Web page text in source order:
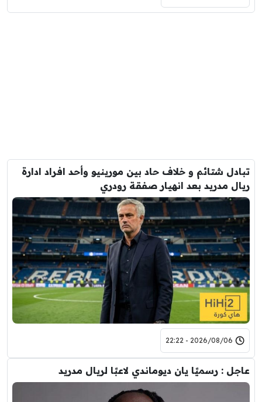
تبادل شتائم و خلاف حاد بين مورينيو وأحد افراد ادارة
ريال مدريد بعد انهيار صفقة رودري
2026/08/06 - 22:22
عاجل : رسميًا يان ديوماندي لاعبًا لريال مدريد